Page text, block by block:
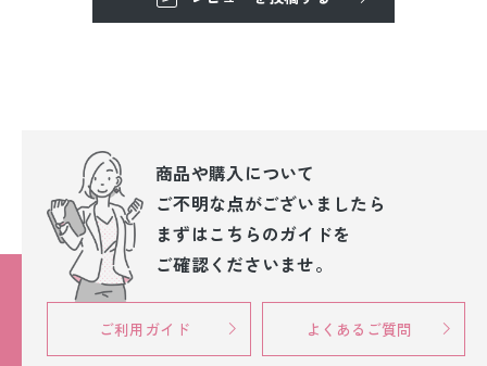
商品や購入について
ご不明な点がございましたら
まずはこちらのガイドを
ご確認くださいませ。
ご利用ガイド よくあるご質問